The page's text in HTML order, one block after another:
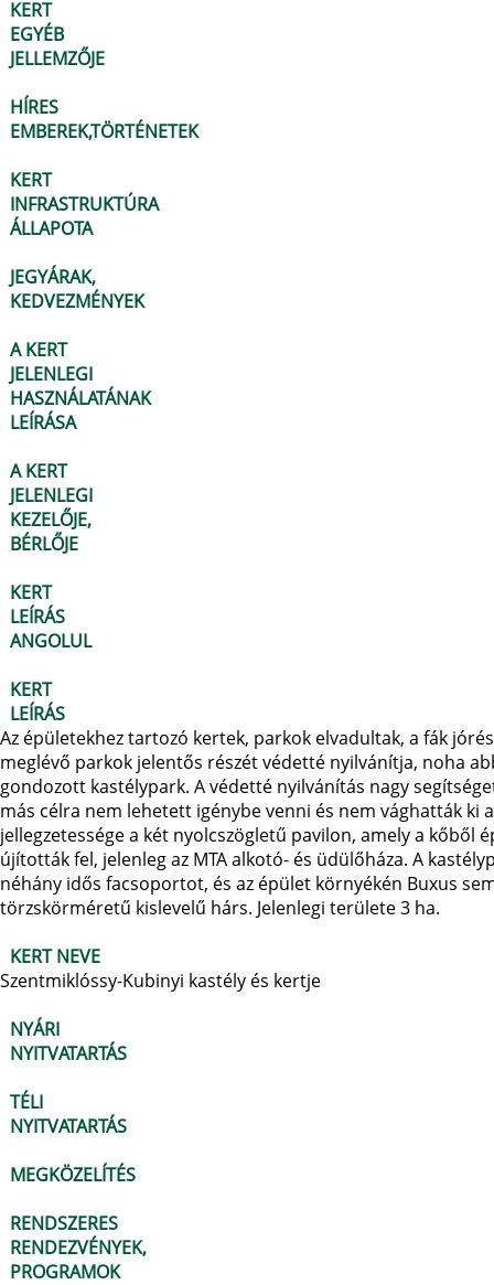
KERT
EGYÉB
JELLEMZŐJE
HÍRES
EMBEREK,TÖRTÉNETEK
KERT
INFRASTRUKTÚRA
ÁLLAPOTA
JEGYÁRAK,
KEDVEZMÉNYEK
A KERT
JELENLEGI
HASZNÁLATÁNAK
LEÍRÁSA
A KERT
JELENLEGI
KEZELŐJE,
BÉRLŐJE
KERT
LEÍRÁS
ANGOLUL
KERT
LEÍRÁS
Az épületekhez tartozó kertek, parkok elvadultak, a fák
meglévő parkok jelentős részét védetté nyilvánítja, noha
gondozott kastélypark. A védetté nyilvánítás nagy
más célra nem lehetett igénybe venni és nem vághatták ki
jellegzetessége a két nyolcszögletű pavilon, amely a
újították fel, jelenleg az MTA alkotó- és üdülőháza. A
néhány idős facsoportot, és az épület környékén Buxus
törzskörméretű kislevelű hárs. Jelenlegi területe 3 ha.
KERT NEVE
Szentmiklóssy-Kubinyi kastély és kertje
NYÁRI
NYITVATARTÁS
TÉLI
NYITVATARTÁS
MEGKÖZELÍTÉS
RENDSZERES
RENDEZVÉNYEK,
PROGRAMOK